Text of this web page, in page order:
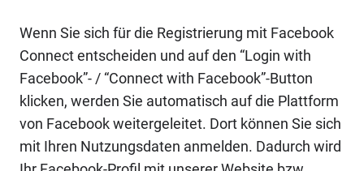
Wenn Sie sich für die Registrierung mit Facebook
Connect entscheiden und auf den “Login with
Facebook”- / “Connect with Facebook”-Button
klicken, werden Sie automatisch auf die Plattform
von Facebook weitergeleitet. Dort können Sie sich
mit Ihren Nutzungsdaten anmelden. Dadurch wird